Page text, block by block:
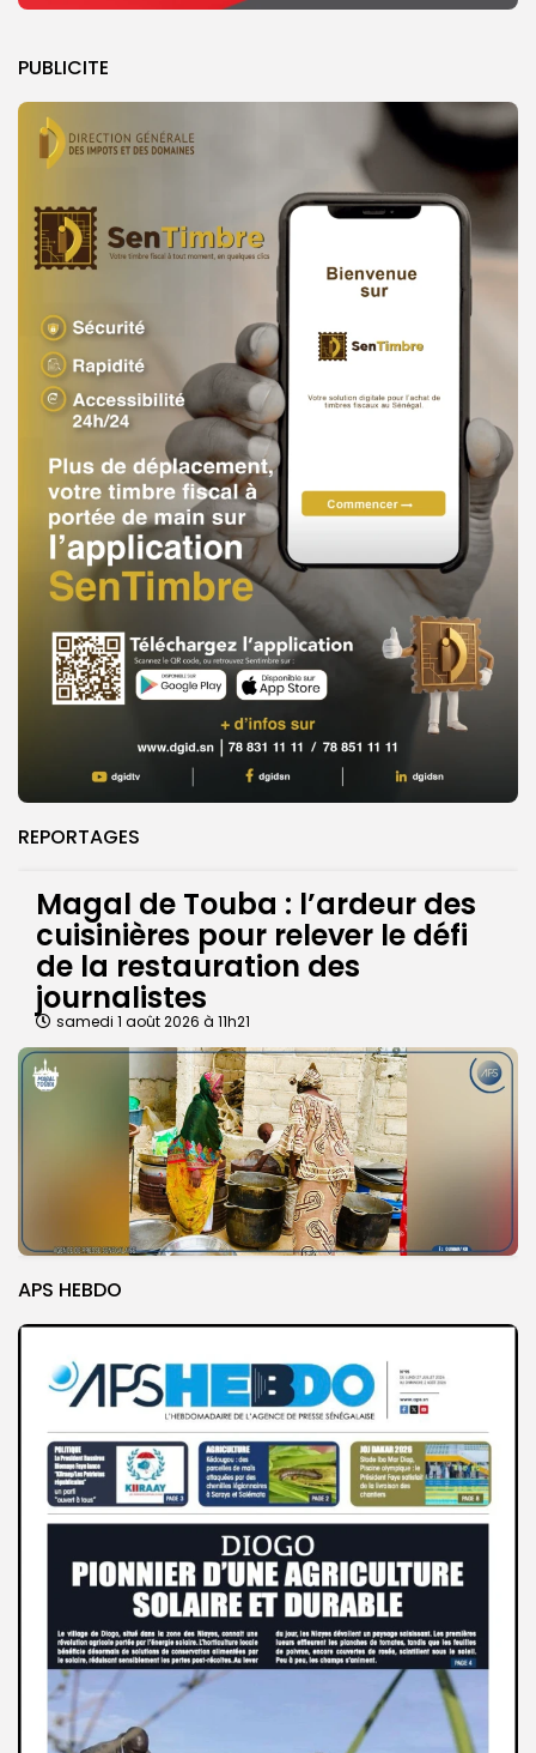
PUBLICITE
REPORTAGES
Magal de Touba : l’ardeur des
cuisinières pour relever le défi
de la restauration des
journalistes
samedi 1 août 2026 à 11h21
APS HEBDO